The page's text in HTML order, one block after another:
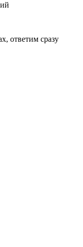
ответим сразу